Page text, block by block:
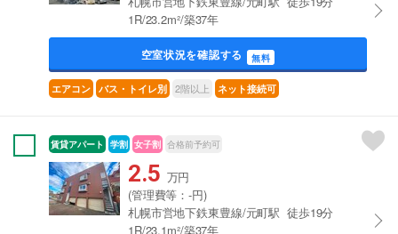
1R/23.2m²/築37年
空室状況を確認する 無料
エアコン バス・トイレ別 2階以上 ネット接続可
賃貸アパート 学割 女子割 合格前予約可
2.5 万円
(管理費等：-円)
札幌市営地下鉄東豊線/元町駅 徒歩19分
1R/23.1m²/築37年